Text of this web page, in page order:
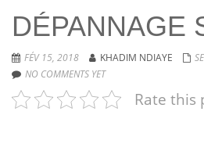
DÉPANNAGE
FÉV 15, 2018 KHADIM NDIAYE
NO COMMENTS YET
Rate this